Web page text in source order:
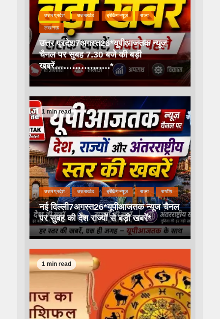
उत्तर प्रदेश उत्तराखंड ब्रेकिंग न्यूज़ राज्य
लखनऊ
उत्तर प्रदेश7अगस्त26*यूपीआजतक न्यूज
चैनल पर सुबह 7.30 बजे की बड़ी
खबरें……………….*
1 min read
उत्तर प्रदेश उत्तराखंड ब्रेकिंग न्यूज़ राज्य राष्टीय
नई दिल्ली7अगस्त26*यूपीआजतक न्यूज चैनल
पर सुबह की देश राज्यों से बड़ी खबरें*
1 min read